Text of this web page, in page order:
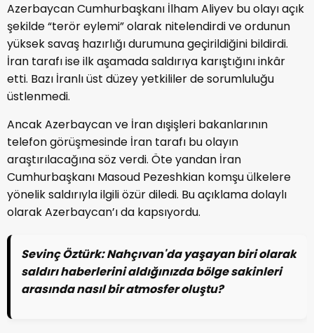
Azerbaycan Cumhurbaşkanı İlham Aliyev bu olayı açık
şekilde “terör eylemi” olarak nitelendirdi ve ordunun
yüksek savaş hazırlığı durumuna geçirildiğini bildirdi.
İran tarafı ise ilk aşamada saldırıya karıştığını inkâr
etti. Bazı İranlı üst düzey yetkililer de sorumluluğu
üstlenmedi.
Ancak Azerbaycan ve İran dışişleri bakanlarının
telefon görüşmesinde İran tarafı bu olayın
araştırılacağına söz verdi. Öte yandan İran
Cumhurbaşkanı Masoud Pezeshkian komşu ülkelere
yönelik saldırıyla ilgili özür diledi. Bu açıklama dolaylı
olarak Azerbaycan’ı da kapsıyordu.
Sevinç Öztürk:Nahçıvan'da yaşayan biri olarak
saldırı haberlerini aldığınızda bölge sakinleri
arasında nasıl bir atmosfer oluştu?